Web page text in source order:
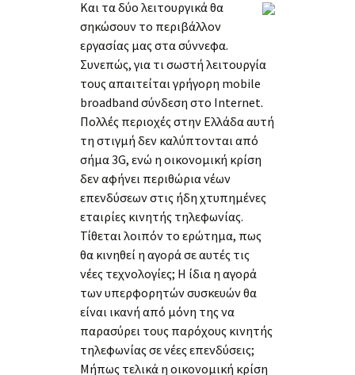
Και τα δύο λειτουργικά θα
σηκώσουν το περιβάλλον
εργασίας μας στα σύννεφα.
Συνεπώς, για τι σωστή λειτουργία
τους απαιτείται γρήγορη mobile
broadband σύνδεση στο Internet.
Πολλές περιοχές στην Ελλάδα αυτή
τη στιγμή δεν καλύπτονται από
σήμα 3G, ενώ η οικονομική κρίση
δεν αφήνει περιθώρια νέων
επενδύσεων στις ήδη χτυπημένες
εταιρίες κινητής τηλεφωνίας.
Τίθεται λοιπόν το ερώτημα, πως
θα κινηθεί η αγορά σε αυτές τις
νέες τεχνολογίες; Η ίδια η αγορά
των υπερφορητών συσκευών θα
είναι ικανή από μόνη της να
παρασύρει τους παρόχους κινητής
τηλεφωνίας σε νέες επενδύσεις;
Μήπως τελικά η οικονομική κρίση